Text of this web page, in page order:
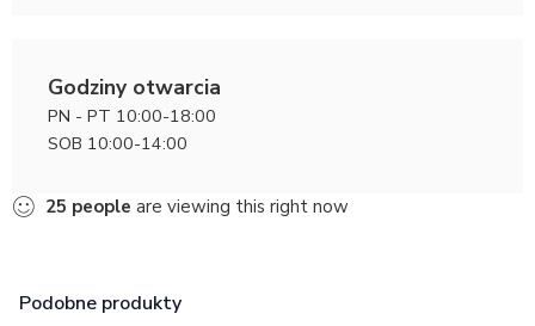
Godziny otwarcia
PN - PT 10:00-18:00
SOB 10:00-14:00
25 people are viewing this right now
Podobne produkty